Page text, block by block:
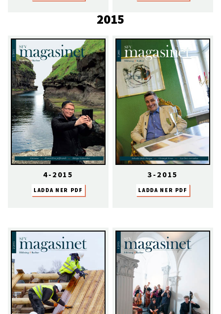
2015
4-2015
LADDA NER PDF
3-2015
LADDA NER PDF